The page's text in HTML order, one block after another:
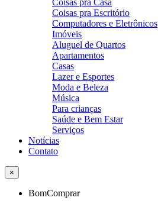
Coisas pra Casa
Coisas pra Escritório
Computadores e Eletrônicos
Imóveis
Aluguel de Quartos
Apartamentos
Casas
Lazer e Esportes
Moda e Beleza
Música
Para crianças
Saúde e Bem Estar
Serviços
Notícias
Contato
×
BomComprar